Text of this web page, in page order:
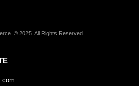
© 2025. All Rights Reserved